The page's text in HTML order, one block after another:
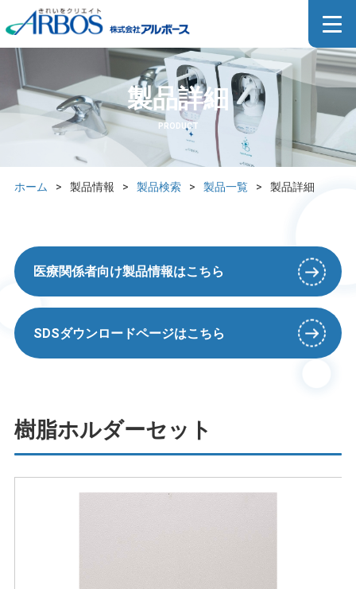
製品詳細
PRODUCT
ホーム > 製品情報 > 製品検索 > 製品一覧 > 製品詳細
医療関係者向け製品情報はこちら
SDSダウンロードページはこちら
樹脂ホルダーセット